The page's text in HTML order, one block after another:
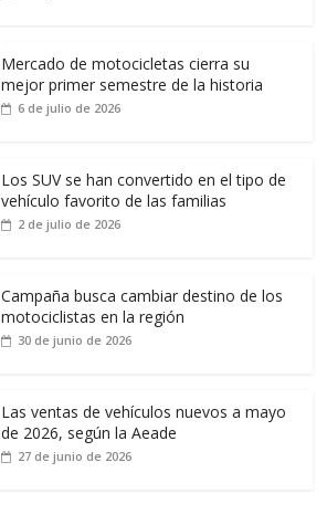
Mercado de motocicletas cierra su
mejor primer semestre de la historia
6 de julio de 2026
Los SUV se han convertido en el tipo de
vehículo favorito de las familias
2 de julio de 2026
Campaña busca cambiar destino de los
motociclistas en la región
30 de junio de 2026
Las ventas de vehículos nuevos a mayo
de 2026, según la Aeade
27 de junio de 2026